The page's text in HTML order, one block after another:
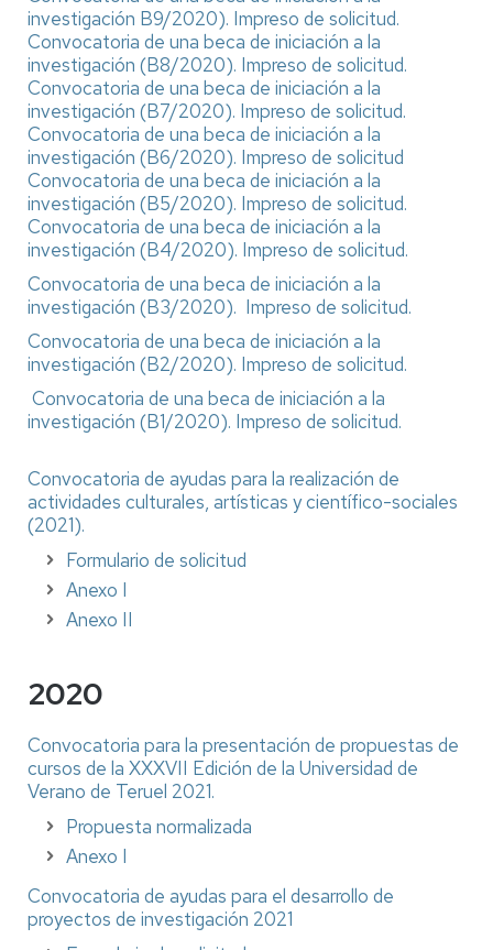
investigación B9/2020). Impreso de solicitud.
Convocatoria de una beca de iniciación a la
investigación (B8/2020). Impreso de solicitud.
Convocatoria de una beca de iniciación a la
investigación (B7/2020). Impreso de solicitud.
Convocatoria de una beca de iniciación a la
investigación (B6/2020). Impreso de solicitud
Convocatoria de una beca de iniciación a la
investigación (B5/2020). Impreso de solicitud.
Convocatoria de una beca de iniciación a la
investigación (B4/2020). Impreso de solicitud.
Convocatoria de una beca de iniciación a la
investigación (B3/2020). Impreso de solicitud.
Convocatoria de una beca de iniciación a la
investigación (B2/2020). Impreso de solicitud.
Convocatoria de una beca de iniciación a la
investigación (B1/2020). Impreso de solicitud.
Convocatoria de ayudas para la realización de
actividades culturales, artísticas y científico-sociales
(2021).
Formulario de solicitud
Anexo I
Anexo II
2020
Convocatoria para la presentación de propuestas de
cursos de la XXXVII Edición de la Universidad de
Verano de Teruel 2021.
Propuesta normalizada
Anexo I
Convocatoria de ayudas para el desarrollo de
proyectos de investigación 2021